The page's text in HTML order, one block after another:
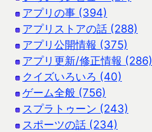
アプリの事 (394)
アプリストアの話 (288)
アプリ公開情報 (375)
アプリ更新/修正情報 (286)
クイズいろいろ (40)
ゲーム全般 (756)
スプラトゥーン (243)
スポーツの話 (234)